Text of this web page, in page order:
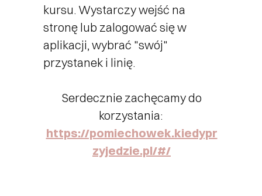
kursu. Wystarczy wejść na
stronę lub zalogować się w
aplikacji, wybrać "swój"
przystanek i linię.
Serdecznie zachęcamy do
korzystania:
https://pomiechowek.kiedypr
zyjedzie.pl/#/